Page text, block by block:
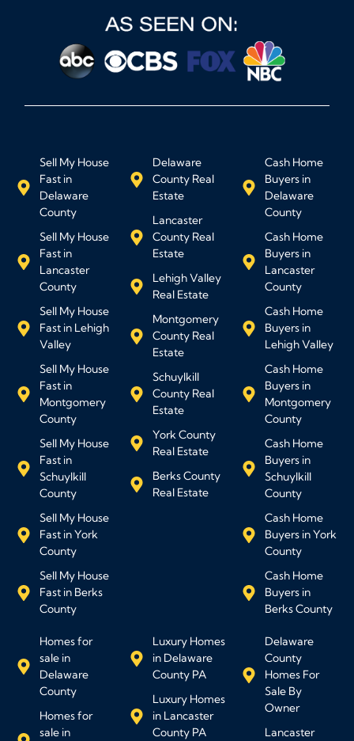
Sell My House
Fast in
Delaware
County
Sell My House
Fast in
Lancaster
County
Sell My House
Fast in Lehigh
Valley
Sell My House
Fast in
Montgomery
County
Sell My House
Fast in
Schuylkill
County
Sell My House
Fast in York
County
Sell My House
Fast in Berks
County
Delaware
County Real
Estate
Lancaster
County Real
Estate
Lehigh Valley
Real Estate
Montgomery
County Real
Estate
Schuylkill
County Real
Estate
York County
Real Estate
Berks County
Real Estate
Cash Home
Buyers in
Delaware
County
Cash Home
Buyers in
Lancaster
County
Cash Home
Buyers in
Lehigh Valley
Cash Home
Buyers in
Montgomery
County
Cash Home
Buyers in
Schuylkill
County
Cash Home
Buyers in York
County
Cash Home
Buyers in
Berks County
Homes for
sale in
Delaware
County
Homes for
sale in
Luxury Homes
in Delaware
County PA
Luxury Homes
in Lancaster
County PA
Delaware
County
Homes For
Sale By
Owner
Lancaster